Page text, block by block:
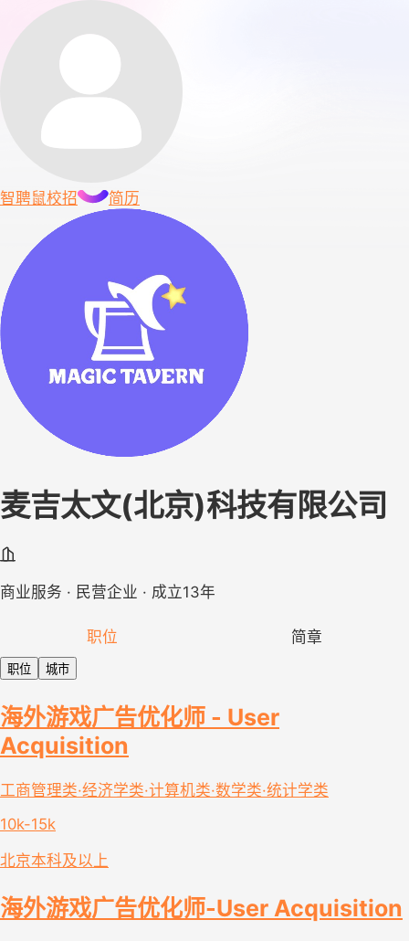
智聘鼠校招 简历
麦吉太文(北京)科技有限公司
商业服务 · 民营企业 · 成立13年
职位 简章
职位 城市
海外游戏广告优化师 - User
Acquisition
工商管理类·经济学类·计算机类·数学类·统计学类
10k-15k
北京本科及以上
海外游戏广告优化师-User Acquisition